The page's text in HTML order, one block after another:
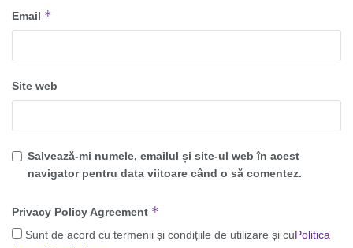
Email *
Site web
Salvează-mi numele, emailul și site-ul web în acest
navigator pentru data viitoare când o să comentez.
Privacy Policy Agreement *
Sunt de acord cu termenii și condițiile de utilizare și cuPolitica